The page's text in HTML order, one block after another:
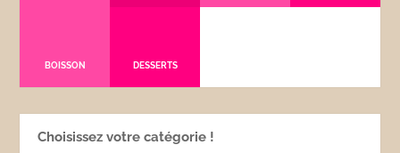
BOISSON DESSERTS
Choisissez votre catégorie !